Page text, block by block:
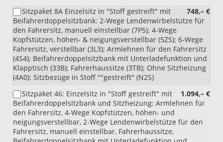
748,– €
Sitzpaket 8A Einzelsitz in "Stoff gestreift" mit
Beifahrerdoppelsitzbank: 2-Wege Lendenwirbelstütze für
den Fahrersitz, manuell einstellbar (7P5); 4-Wege
Kopfstützen, höhen- & neigungsverstellbar (5ZS); 6-Wege
Fahrersitz, verstellbar (3L3); Armlehnen für den Fahrersitz
(4S4); Beifahrerdoppelsitzbank mit Unterladefunktion und
Klapptisch (33B); Fahrerhaussitze (3TB); Ohne Sitzheizung
(4A0); Sitzbezüge in Stoff ""gestreift" (N2S)
1.094,– €
Sitzpaket 46: Einzelsitz in "Stoff gestreift" mit
Beifahrerdoppelsitzbank und Sitzheizung: Armlehnen für
den Fahrersitz, 4-Wege Kopfstützen, höhen- und
neigungsverstellbar, 2-Wege Lendenwirbelstütze für den
Fahrersitz, manuell einstellbar, Fahrerhaussitze,